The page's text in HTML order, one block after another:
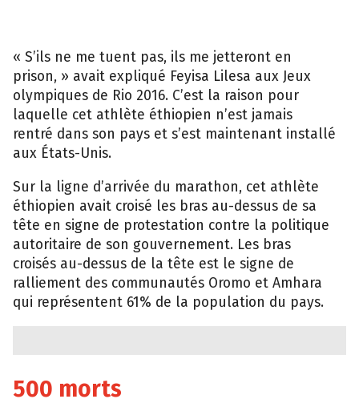
« S’ils ne me tuent pas, ils me jetteront en
prison, » avait expliqué Feyisa Lilesa aux Jeux
olympiques de Rio 2016. C’est la raison pour
laquelle cet athlète éthiopien n’est jamais
rentré dans son pays et s’est maintenant installé
aux États-Unis.
Sur la ligne d’arrivée du marathon, cet athlète
éthiopien avait croisé les bras au-dessus de sa
tête en signe de protestation contre la politique
autoritaire de son gouvernement. Les bras
croisés au-dessus de la tête est le signe de
ralliement des communautés Oromo et Amhara
qui représentent 61% de la population du pays.
500 morts